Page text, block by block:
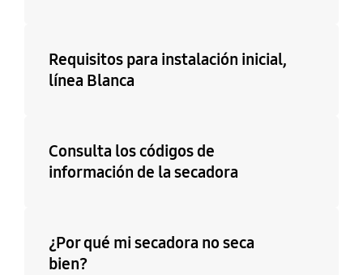
Requisitos para instalación inicial,
línea Blanca
Consulta los códigos de
información de la secadora
¿Por qué mi secadora no seca
bien?